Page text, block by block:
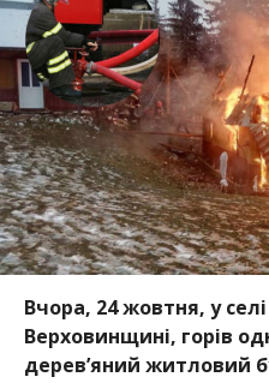
Вчора, 24 жовтня, у
Верховинщині, горів
дерев’яний житловий